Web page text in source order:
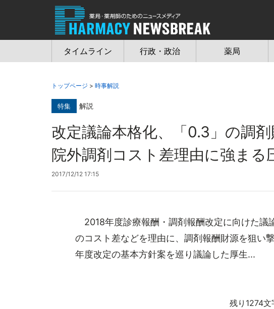
タイムライン 行政・政治 薬局
トップページ > 時事解説
特集 解説
改定議論本格化、「0.3」の
院外調剤コスト差理由に強まる
2017/12/12 17:15
2018年度診療報酬・調剤報酬改定に向けた議
のコスト差などを理由に、調剤報酬財源を狙い
年度改定の基本方針案を巡り議論した厚生...
残り1274文